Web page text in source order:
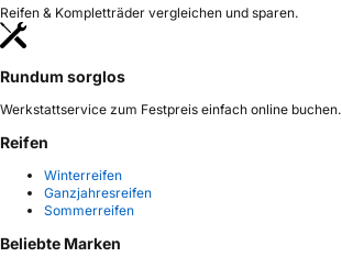
Reifen & Kompletträder vergleichen und sparen.
Rundum sorglos
Werkstattservice zum Festpreis einfach online buchen.
Reifen
Winterreifen
Ganzjahresreifen
Sommerreifen
Beliebte Marken